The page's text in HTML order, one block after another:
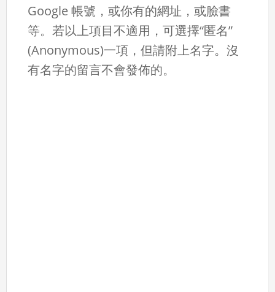
Google 帳號，或你有的網址，或臉書
等。若以上項目不適用，可選擇“匿名”
(Anonymous)一項，但請附上名字。沒
有名字的留言不會發佈的。